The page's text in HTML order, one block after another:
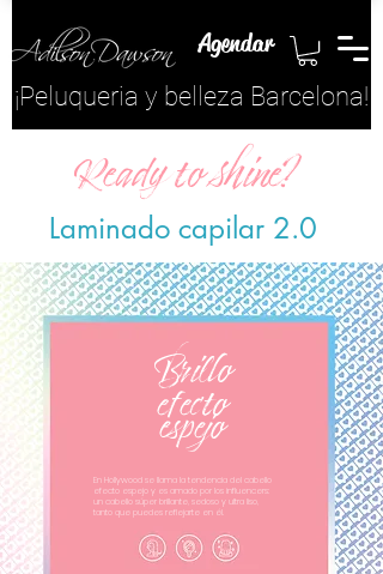
¡​Peluqueria y belleza Barcelona!
Agendar
Ready to shine?
Laminado capilar 2.0
Brillo
efecto
espejo
En Hollywood se llama la tendencia del cabello
efecto espejo y es amado por los influencers:
un cabello súper brillante, sedoso y ultra liso,
tanto que puedes reflejarte en él.